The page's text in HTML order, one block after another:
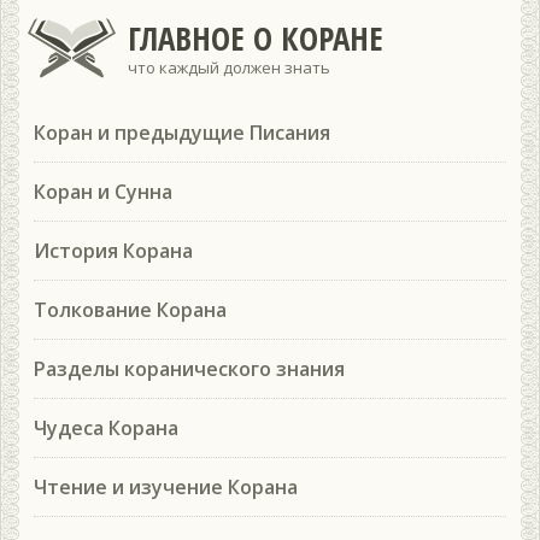
ГЛАВНОЕ О КОРАНЕ
что каждый должен знать
Коран и предыдущие Писания
Коран и Сунна
История Корана
Толкование Корана
Разделы коранического знания
Чудеса Корана
Чтение и изучение Корана